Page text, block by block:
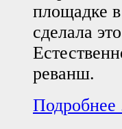
площадке
сделала
реванш.
Подробнее